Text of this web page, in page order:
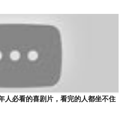
人必看的喜剧片，看完的人都坐不住